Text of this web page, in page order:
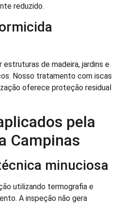
reduzido.
estruturas de madeira, jardins e
Nosso tratamento com iscas
oferece proteção residual
pela
Campinas
minuciosa
utilizando termografia e
A inspeção não gera